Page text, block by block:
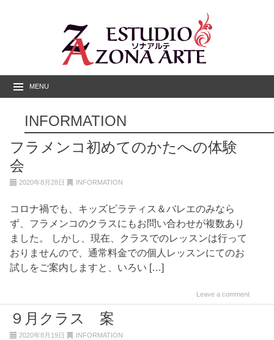
MENU
INFORMATION
フラメンコ初めてのかたへの体験
会
2020年8月28日 INFORMATION
コロナ禍でも、キッズピラティス＆バレエのみなら
ず、フラメンコのクラスにもお問い合わせが複数あり
ました。 しかし、現在、クラスでのレッスンは行って
おりませんので、通常料金での個人レッスンにてのお
試しをご案内しますと、いろい […]
Leave a comment
９月クラス 案
2020年8月19日 INFORMATION